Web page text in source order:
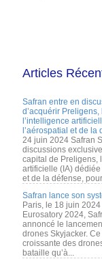
Articles
Safran entre en
d’acquérir Preligens,
l’intelligence
l’aérospatial et de la
24 juin 2024 Safran
discussions
capital de Preligens,
artificielle (IA) dédiée
et de la défense,
Safran lance son
Paris, le 18 juin
Eurosatory 2024,
annoncé le
drones Skyjacker.
croissante des
bataille qu’à...